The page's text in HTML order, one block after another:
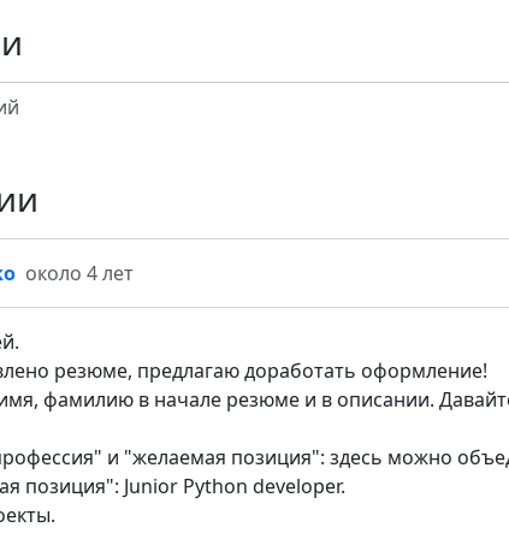
около 4 лет
резюме, предлагаю доработать оформление!
фамилию в начале резюме и в описании.
и "желаемая позиция": здесь можно
позиция": Junior Python developer.